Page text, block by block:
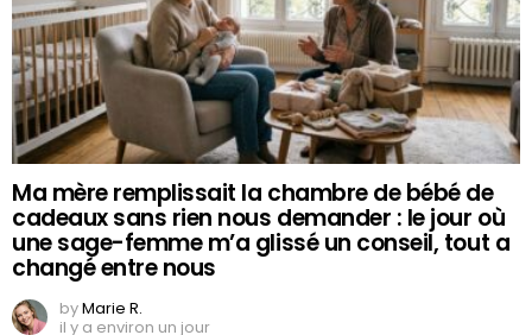
Ma mère remplissait la chambre de bébé de
cadeaux sans rien nous demander : le jour où
une sage-femme m’a glissé un conseil, tout a
changé entre nous
byMarie R.
il y a environ un jour